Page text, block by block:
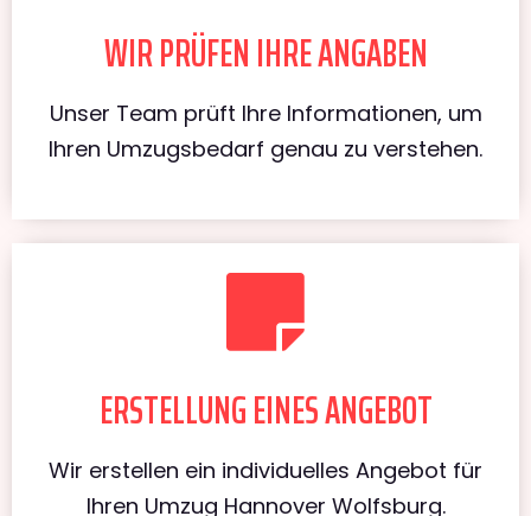
WIR PRÜFEN IHRE ANGABEN
Unser Team prüft Ihre Informationen, um
Ihren Umzugsbedarf genau zu verstehen.
ERSTELLUNG EINES ANGEBOT
Wir erstellen ein individuelles Angebot für
Ihren Umzug Hannover Wolfsburg.